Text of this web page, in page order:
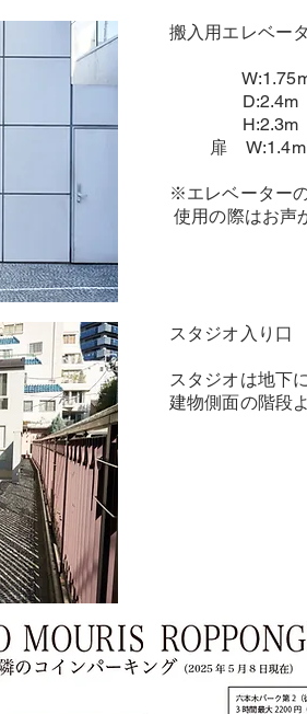
搬入用エレベー
D:2.4m
​ H:2.3m
​ 扉 W:​1.4m
※エレベーター
使用の際はお声
スタジオ入り口
スタジオは地下
建物側面の階段